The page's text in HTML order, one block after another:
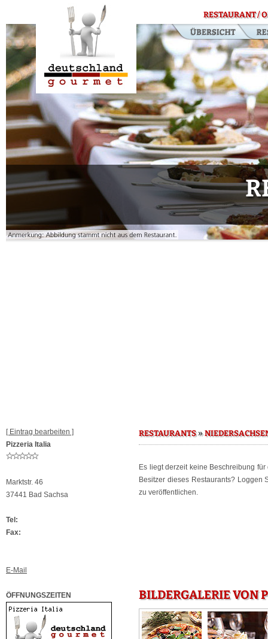
RESTAURANT /
[ Eintrag bearbeiten ]
Pizzeria Italia
Marktstr. 46
37441 Bad Sachsa
Tel:
Fax:
E-Mail
ÖFFNUNGSZEITEN
RESTAURANTS»
Es liegt derzeit keine Beschreibung
Besitzer dieses Restaurants? Loggen
zu veröffentlichen.
BILDERGALERIE VON